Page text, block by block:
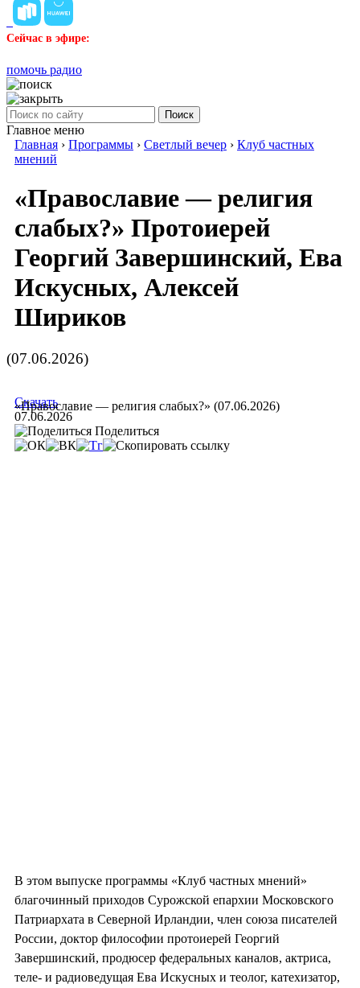
Сейчас в эфире:
помочь радио
Поиск
Главное меню
Главная › Программы › Светлый вечер › Клуб частных
мнений
«Православие — религия
слабых?» Протоиерей
Георгий Завершинский, Ева
Искусных, Алексей
Шириков
(07.06.2026)
«Православие — религия слабых?» (07.06.2026)
Скачать
07.06.2026
Поделиться
В этом выпуске программы «Клуб частных мнений»
благочинный приходов Сурожской епархии Московского
Патриархата в Северной Ирландии, член союза писателей
России, доктор философии протоиерей Георгий
Завершинский, продюсер федеральных каналов, актриса,
теле- и радиоведущая Ева Искусных и теолог, катехизатор,